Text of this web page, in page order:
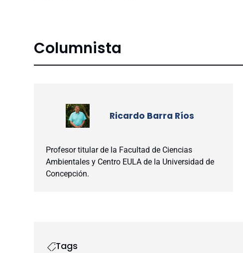
Columnista
Ricardo Barra Ríos
Profesor titular de la Facultad de Ciencias
Ambientales y Centro EULA de la Universidad de
Concepción.
Tags